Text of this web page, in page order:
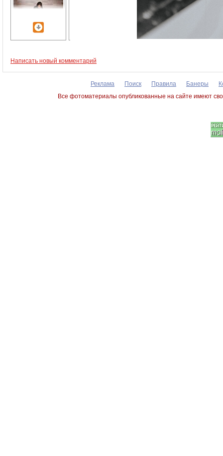
Написать новый комментарий
Реклама Поиск Правила Банеры
Все фотоматериалы опубликованные на сайте имеют